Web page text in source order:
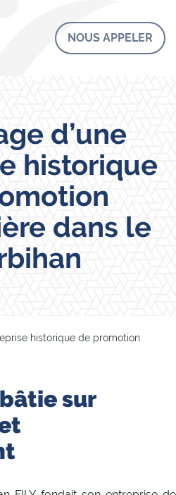
NOUS APPELER
d’une
historique
dans le
historique de promotion
sur